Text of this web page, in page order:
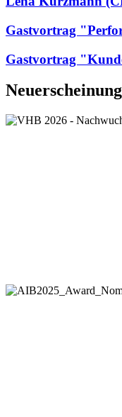
Gastvortrag
Gastvortrag